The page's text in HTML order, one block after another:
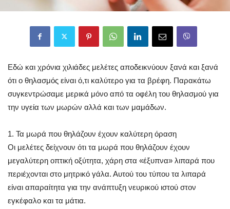
Εδώ και χρόνια χιλιάδες μελέτες αποδεικνύουν ξανά και ξανά
ότι ο θηλασμός είναι ό,τι καλύτερο για τα βρέφη. Παρακάτω
συγκεντρώσαμε μερικά μόνο από τα οφέλη του θηλασμού για
την υγεία των μωρών αλλά και των μαμάδων.
1. Τα μωρά που θηλάζουν έχουν καλύτερη όραση
Οι μελέτες δείχνουν ότι τα μωρά που θηλάζουν έχουν
μεγαλύτερη οπτική οξύτητα, χάρη στα «έξυπνα» λιπαρά που
περιέχονται στο μητρικό γάλα. Αυτού του τύπου τα λιπαρά
είναι απαραίτητα για την ανάπτυξη νευρικού ιστού στον
εγκέφαλο και τα μάτια.